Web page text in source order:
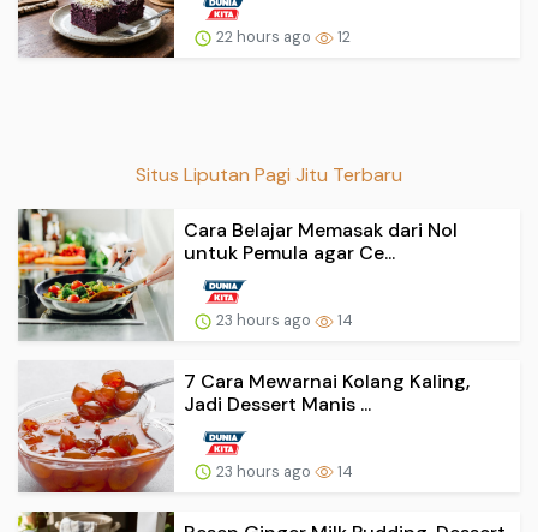
22 hours ago 12
Situs Liputan Pagi Jitu Terbaru
Cara Belajar Memasak dari Nol
untuk Pemula agar Ce...
23 hours ago 14
7 Cara Mewarnai Kolang Kaling,
Jadi Dessert Manis ...
23 hours ago 14